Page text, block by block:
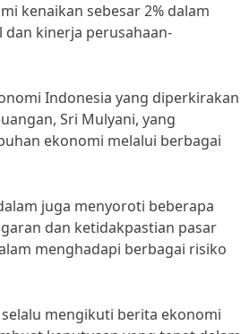
kenaikan sebesar 2% dalam
kinerja perusahaan-
Indonesia yang diperkirakan
Sri Mulyani, yang
ekonomi melalui berbagai
juga menyoroti beberapa
dan ketidakpastian pasar
menghadapi berbagai risiko
mengikuti berita ekonomi